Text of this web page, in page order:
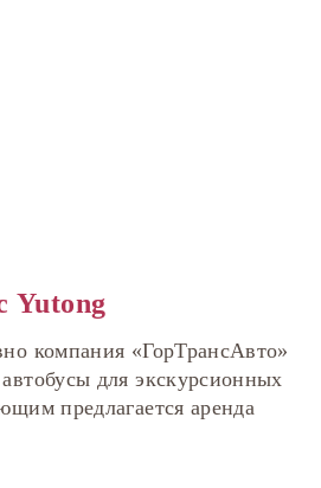
Yutong
компания «ГорТрансАвто»
для экскурсионных
предлагается аренда